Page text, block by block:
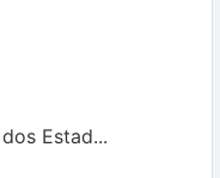
Estad...